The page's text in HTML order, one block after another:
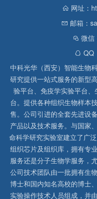
网址：
邮箱：
微信
QQ
中科光华（西安）智能生物
研究提供一站式服务的新型
验平台、免疫学实验平台
台。提供各种组织生物样本
售。公司引进的全套先进设
产品以及技术服务。与国家
命科学研究实验室建立了广
组织芯片及组织库，拥有专
服务还是分子生物学服务，
公司技术团队由一批拥有生
博士和国内知名高校的博士
实验操作技术人员组成，并